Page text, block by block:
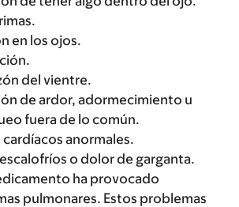
en los ojos.
del vientre.
de ardor, adormecimiento u
fuera de lo común.
anormales.
o dolor de garganta.
ha provocado
pulmonares. Estos problemas